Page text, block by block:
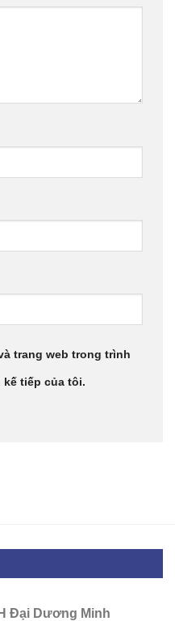
trang web trong trình
tiếp của tôi.
Đại Dương Minh